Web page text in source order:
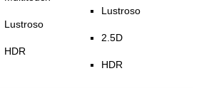
Lustroso
HDR
Lustroso
2.5D
HDR